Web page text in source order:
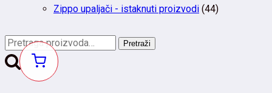
Zippo upaljači - istaknuti proizvodi (44)
Pretraga
za:
Pretraži